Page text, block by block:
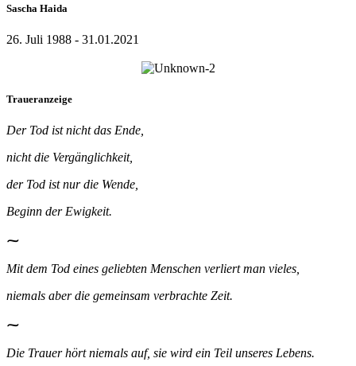
Sascha Haida
26. Juli 1988 - 31.01.2021
Traueranzeige
Der Tod ist nicht das Ende,
nicht die Vergänglichkeit,
der Tod ist nur die Wende,
Beginn der Ewigkeit.
⁓
Mit dem Tod eines geliebten Menschen verliert man vieles,
niemals aber die gemeinsam verbrachte Zeit.
⁓
Die Trauer hört niemals auf, sie wird ein Teil unseres Lebens.